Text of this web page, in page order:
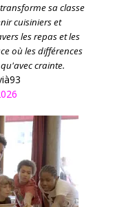
sa classe
cuisiniers et
les repas et les
où les différences
crainte.